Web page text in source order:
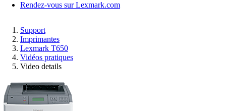
Rendez-vous sur Lexmark.com
Support
Imprimantes
Lexmark T650
Vidéos pratiques
Video details